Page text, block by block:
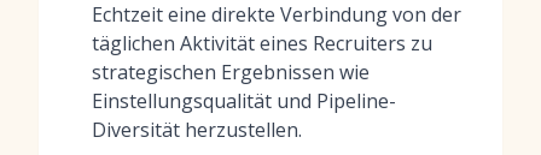
Echtzeit eine direkte Verbindung von der
täglichen Aktivität eines Recruiters zu
strategischen Ergebnissen wie
Einstellungsqualität und Pipeline-
Diversität herzustellen.